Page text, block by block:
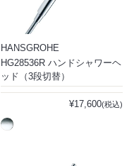
HANSGROHE
HG28536R ハンドシャワーヘ
ッド（3段切替）
¥17,600(税込)